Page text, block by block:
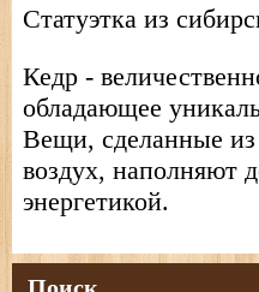
Статуэтка из
Кедр -
обладающее
Вещи, сделанные
воздух, наполняют
энергетикой.